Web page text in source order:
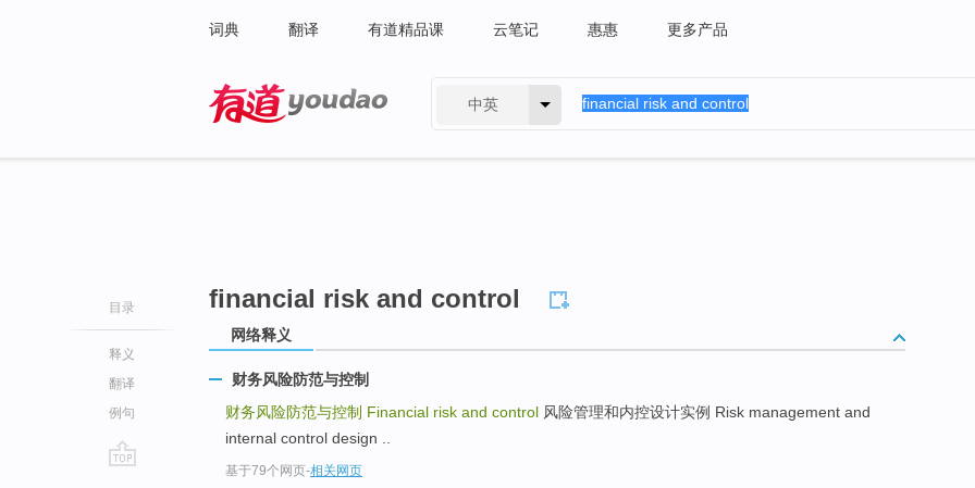
词典 翻译 有道精品课 云笔记 惠惠 更多产品
中英
目录
释义
翻译
例句
financial risk and control
网络释义
财务风险防范与控制
财务风险防范与控制 Financial risk and control 风险管理和内控设计实例 Risk management and
internal control design ..
基于79个网页-相关网页